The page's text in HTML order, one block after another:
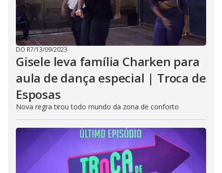
DO R7/13/09/2023
Gisele leva família Charken para
aula de dança especial | Troca de
Esposas
Nova regra tirou todo mundo da zona de conforto